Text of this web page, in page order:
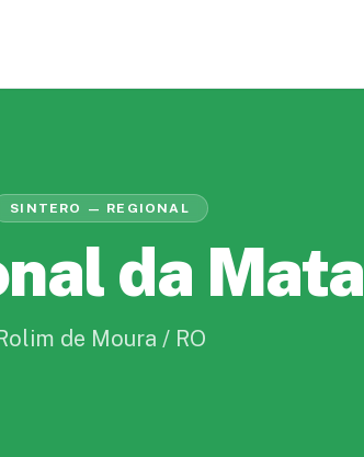
SINTERO — REGIONAL
da Mata
de Moura / RO